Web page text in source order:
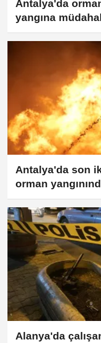
Antalya'da
yangına
(GÜNCELLEME)
Antalya'da son
orman
alındı
Alanya'da